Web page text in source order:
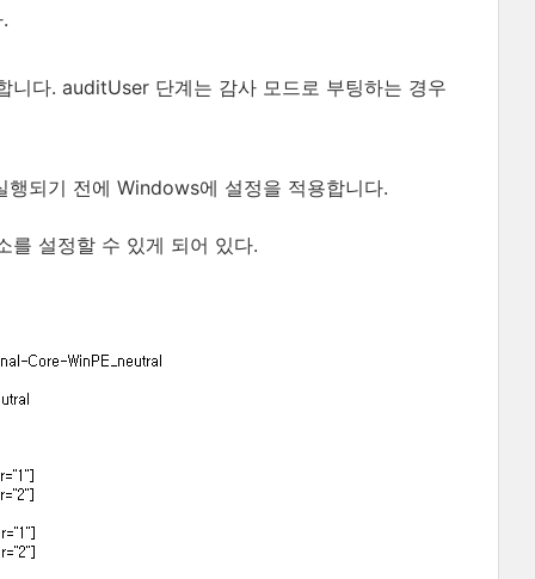
니다. auditUser 단계는 감사 모드로 부팅하는 경우
되기 전에 Windows에 설정을 적용합니다.
를 설정할 수 있게 되어 있다.